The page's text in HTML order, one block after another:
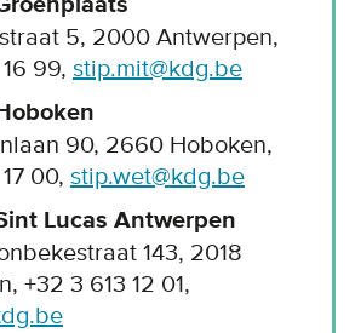
5, 2000 Antwerpen,
99, stip.mit@kdg.be
90, 2660 Hoboken,
00, stip.wet@kdg.be
Lucas Antwerpen
143, 2018
+32 3 613 12 01,